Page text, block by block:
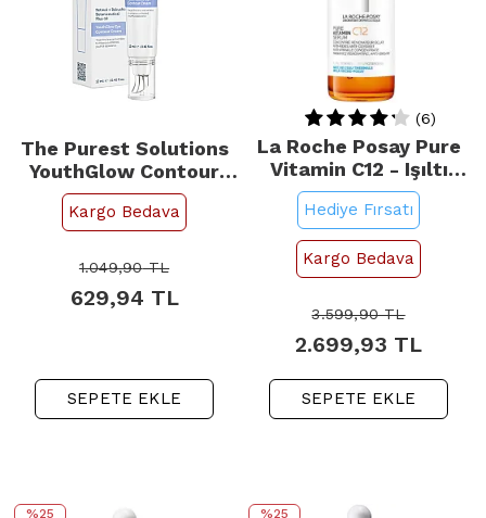
The Purest Solutions
YouthGlow Contour
Cream - Yaşlanma
Karşıtı Göz Çevresi
Kargo Bedava
1.049,90TL
629,94 TL
SEPETE EKLE
(6)
La Roche Posay Pure
Vitamin C12 - Işıltı
Veren C Vitamini Serum
30ml
Hediye Fırsatı
Kargo Bedava
3.599,90TL
2.699,93 TL
SEPETE EKLE
%25 %25